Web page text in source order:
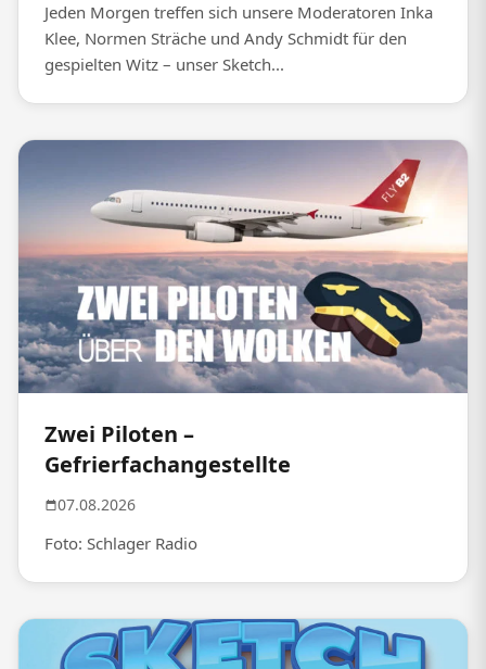
Jeden Morgen treffen sich unsere Moderatoren Inka
Klee, Normen Sträche und Andy Schmidt für den
gespielten Witz – unser Sketch...
Zwei Piloten –
Gefrierfachangestellte
07.08.2026
Foto: Schlager Radio